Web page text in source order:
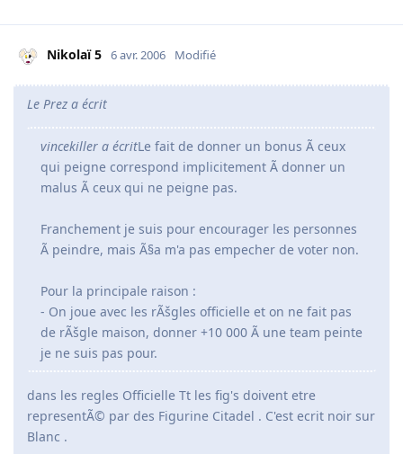
Nikolaï 5 6 avr. 2006 Modifié
Le Prez a écrit
vincekiller a écritLe fait de donner un bonus Ã ceux
qui peigne correspond implicitement Ã donner un
malus Ã ceux qui ne peigne pas.
Franchement je suis pour encourager les personnes
Ã peindre, mais Ã§a m'a pas empecher de voter non.
Pour la principale raison :
- On joue avec les rÃšgles officielle et on ne fait pas
de rÃšgle maison, donner +10 000 Ã une team peinte
je ne suis pas pour.
dans les regles Officielle Tt les fig's doivent etre
representÃ© par des Figurine Citadel . C'est ecrit noir sur
Blanc .